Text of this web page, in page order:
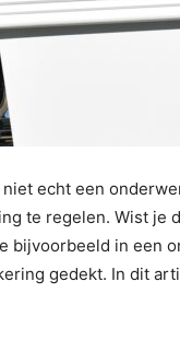
echt een
te regelen. Wist je
bijvoorbeeld in een
gedekt. In dit